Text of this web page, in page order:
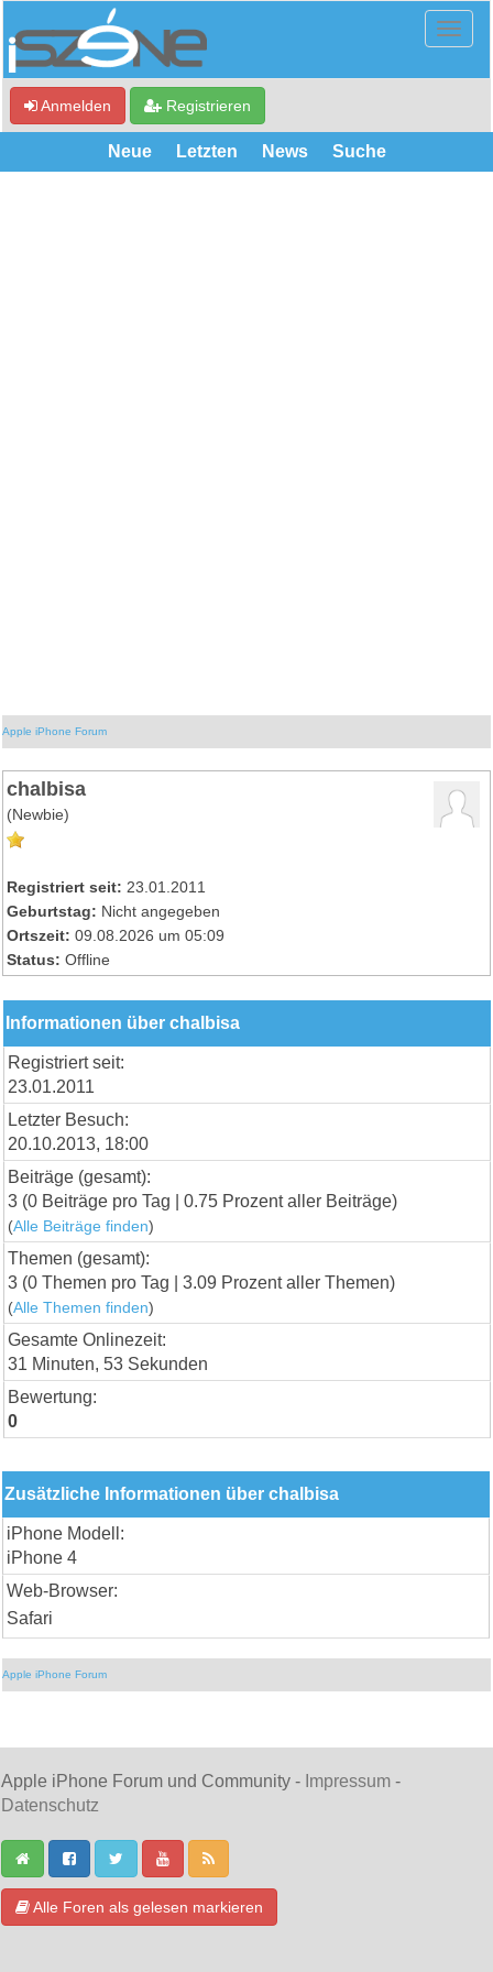
Anmelden Registrieren
Neue Letzten News Suche
Apple iPhone Forum
chalbisa
(Newbie)
Registriert seit: 23.01.2011
Geburtstag: Nicht angegeben
Ortszeit: 09.08.2026 um 05:09
Status: Offline
Informationen über chalbisa
Registriert seit:
23.01.2011
Letzter Besuch:
20.10.2013, 18:00
Beiträge (gesamt):
3 (0 Beiträge pro Tag | 0.75 Prozent aller Beiträge)
(Alle Beiträge finden)
Themen (gesamt):
3 (0 Themen pro Tag | 3.09 Prozent aller Themen)
(Alle Themen finden)
Gesamte Onlinezeit:
31 Minuten, 53 Sekunden
Bewertung:
0
Zusätzliche Informationen über chalbisa
iPhone Modell:
iPhone 4
Web-Browser:
Safari
Apple iPhone Forum
Apple iPhone Forum und Community - Impressum -
Datenschutz
Alle Foren als gelesen markieren